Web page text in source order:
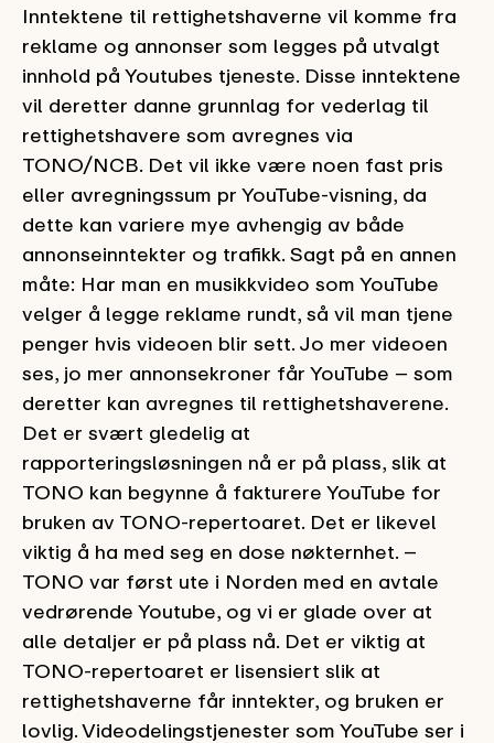
Inntektene til rettighetshaverne vil komme fra
reklame og annonser som legges på utvalgt
innhold på Youtubes tjeneste. Disse inntektene
vil deretter danne grunnlag for vederlag til
rettighetshavere som avregnes via
TONO/NCB. Det vil ikke være noen fast pris
eller avregningssum pr YouTube-visning, da
dette kan variere mye avhengig av både
annonseinntekter og trafikk. Sagt på en annen
måte: Har man en musikkvideo som YouTube
velger å legge reklame rundt, så vil man tjene
penger hvis videoen blir sett. Jo mer videoen
ses, jo mer annonsekroner får YouTube – som
deretter kan avregnes til rettighetshaverene.
Det er svært gledelig at
rapporteringsløsningen nå er på plass, slik at
TONO kan begynne å fakturere YouTube for
bruken av TONO-repertoaret. Det er likevel
viktig å ha med seg en dose nøkternhet. –
TONO var først ute i Norden med en avtale
vedrørende Youtube, og vi er glade over at
alle detaljer er på plass nå. Det er viktig at
TONO-repertoaret er lisensiert slik at
rettighetshaverne får inntekter, og bruken er
lovlig. Videodelingstjenester som YouTube ser i